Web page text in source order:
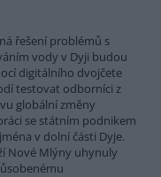
řešení problémů s
vody v Dyji budou
digitálního dvojčete
testovat odborníci z
globální změny
se státním podnikem
v dolní části Dyje.
Nové Mlýny uhynuly